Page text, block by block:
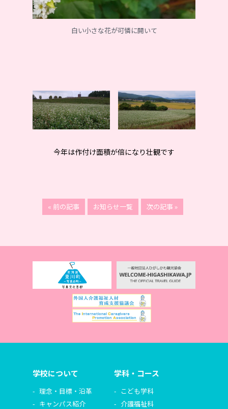
白い小さな花が可憐に開いて
今年は作付け面積が倍になり壮観です
« 前の記事 お知らせ一覧 次の記事 »
学校について
理念・目標・沿革
キャンパス紹介
学科・コース
こども学科
介護福祉科